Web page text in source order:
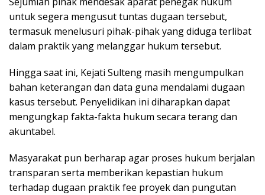
untuk segera mengusut tuntas dugaan tersebut,
termasuk menelusuri pihak-pihak yang diduga terlibat
dalam praktik yang melanggar hukum tersebut.
Hingga saat ini, Kejati Sulteng masih mengumpulkan
bahan keterangan dan data guna mendalami dugaan
kasus tersebut. Penyelidikan ini diharapkan dapat
mengungkap fakta-fakta hukum secara terang dan
akuntabel.
Masyarakat pun berharap agar proses hukum berjalan
transparan serta memberikan kepastian hukum
terhadap dugaan praktik fee proyek dan pungutan